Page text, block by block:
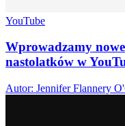
YouTube
Wprowadzamy
nastolatków w
Autor: Jennifer Flannery